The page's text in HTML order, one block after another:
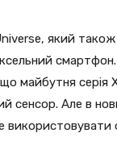
який
майбутня серія
сенсор. Але в